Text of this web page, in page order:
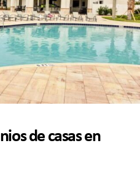
de casas en